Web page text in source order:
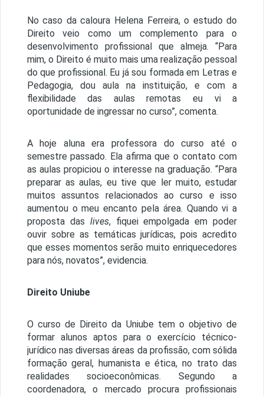
No caso da caloura Helena Ferreira, o estudo do
Direito veio como um complemento para o
desenvolvimento profissional que almeja. “Para
mim, o Direito é muito mais uma realização pessoal
do que profissional. Eu já sou formada em Letras e
Pedagogia, dou aula na instituição, e com a
flexibilidade das aulas remotas eu vi a
oportunidade de ingressar no curso”, comenta.
A hoje aluna era professora do curso até o
semestre passado. Ela afirma que o contato com
as aulas propiciou o interesse na graduação. “Para
preparar as aulas, eu tive que ler muito, estudar
muitos assuntos relacionados ao curso e isso
aumentou o meu encanto pela área. Quando vi a
proposta das lives, fiquei empolgada em poder
ouvir sobre as temáticas jurídicas, pois acredito
que esses momentos serão muito enriquecedores
para nós, novatos”, evidencia.
Direito Uniube
O curso de Direito da Uniube tem o objetivo de
formar alunos aptos para o exercício técnico-
jurídico nas diversas áreas da profissão, com sólida
formação geral, humanista e ética, no trato das
realidades socioeconômicas. Segundo a
coordenadora, o mercado procura profissionais